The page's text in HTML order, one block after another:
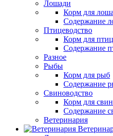
Лошади
Корм для
Содержание
Птицеводство
Корм для птиц
Содержание
Разное
Рыбы
Корм для рыб
Содержание
Свиноводство
Корм для
Содержание
Ветеринария